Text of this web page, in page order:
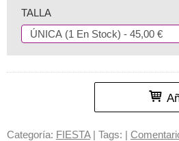
TALLA
Categoría: FIESTA| Tags: |